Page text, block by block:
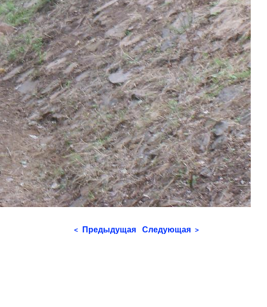
< Предыдущая Следующая >